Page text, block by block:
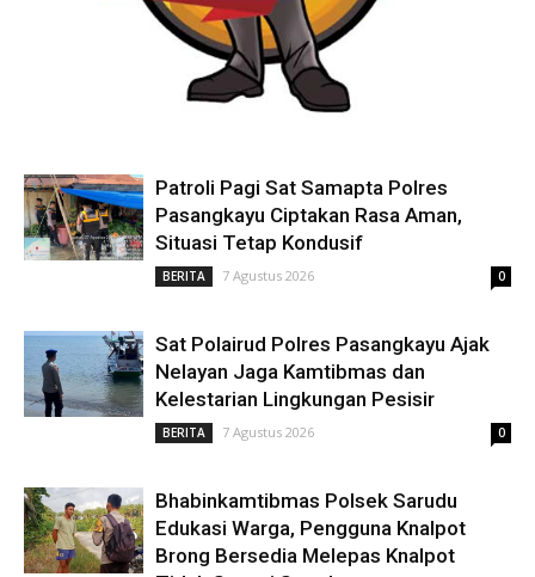
Patroli Pagi Sat Samapta Polres
Pasangkayu Ciptakan Rasa Aman,
Situasi Tetap Kondusif
BERITA 7 Agustus 2026 0
Sat Polairud Polres Pasangkayu Ajak
Nelayan Jaga Kamtibmas dan
Kelestarian Lingkungan Pesisir
BERITA 7 Agustus 2026 0
Bhabinkamtibmas Polsek Sarudu
Edukasi Warga, Pengguna Knalpot
Brong Bersedia Melepas Knalpot